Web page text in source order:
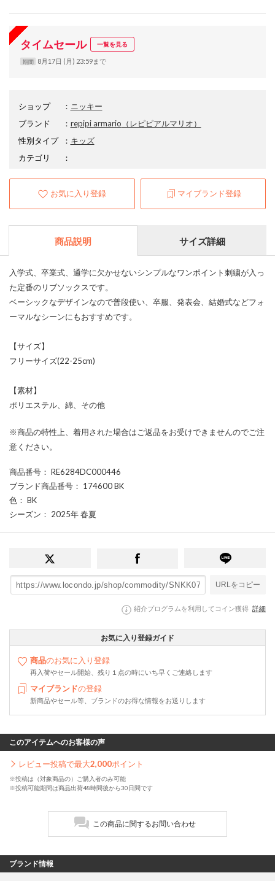
タイムセール 一覧を見る
期間 8月17日 (月) 23:59まで
ショップ ： ニッキー
ブランド
： repipi armario （レピピアルマリオ）
性別タイプ
： キッズ
カテゴリ
：
お気に入り登録 マイブランド登録
商品説明 サイズ詳細
入学式、卒業式、通学に欠かせないシンプルなワンポイント刺繍が入っ
た定番のリブソックスです。
ベーシックなデザインなので普段使い、卒服、発表会、結婚式などフォ
ーマルなシーンにもおすすめです。
【サイズ】
フリーサイズ(22-25cm)
【素材】
ポリエステル、綿、その他
※商品の特性上、着用された場合はご返品をお受けできませんのでご注
意ください。
商品番号 ： RE6284DC000446
ブランド商品番号 ： 174600 BK
色 ： BK
シーズン ： 2025年 春夏
URLをコピー
紹介プログラムを利用してコイン獲得 詳細
お気に入り登録ガイド
商品のお気に入り登録
再入荷やセール開始、残り１点の時にいち早くご連絡します
マイブランドの登録
新商品やセール等、ブランドのお得な情報をお送りします
このアイテムへのお客様の声
レビュー投稿で最大2,000ポイント
※投稿は（対象商品の）ご購入者のみ可能
※投稿可能期間は商品出荷48時間後から30日間です
この商品に関するお問い合わせ
ブランド情報